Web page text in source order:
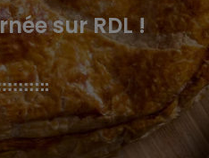
sur RDL !